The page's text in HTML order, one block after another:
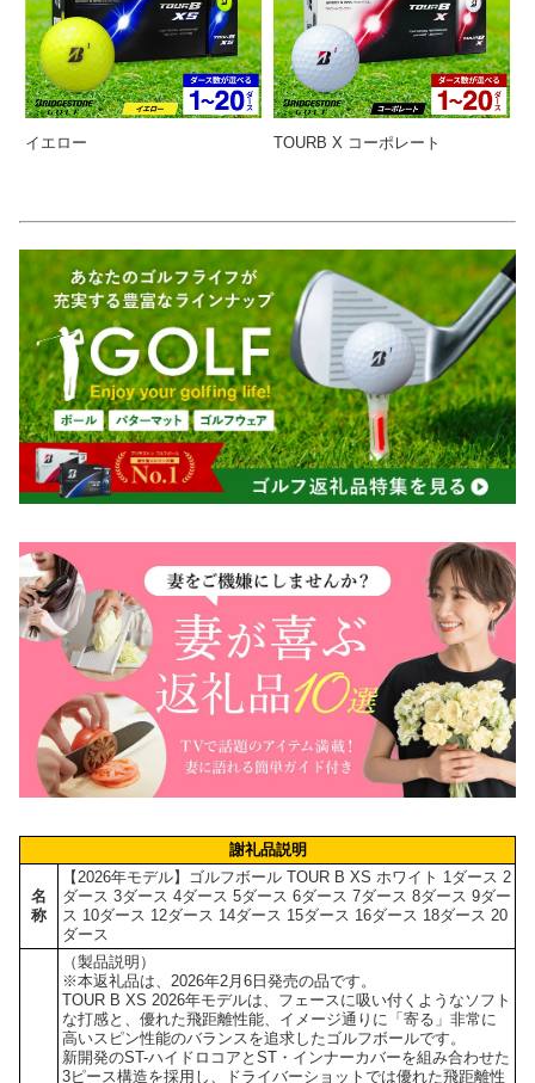
イエロー TOURB X コーポレート
謝礼品説明
名
称
【2026年モデル】ゴルフボール TOUR B XS ホワイト 1ダース 2
ダース 3ダース 4ダース 5ダース 6ダース 7ダース 8ダース 9ダー
ス 10ダース 12ダース 14ダース 15ダース 16ダース 18ダース 20
ダース
（製品説明）
※本返礼品は、2026年2月6日発売の品です。
TOUR B XS 2026年モデルは、フェースに吸い付くようなソフト
な打感と、優れた飛距離性能、イメージ通りに「寄る」非常に
高いスピン性能のバランスを追求したゴルフボールです。
新開発のST-ハイドロコアとST・インナーカバーを組み合わせた
3ピース構造を採用し、ドライバーショットでは優れた飛距離性